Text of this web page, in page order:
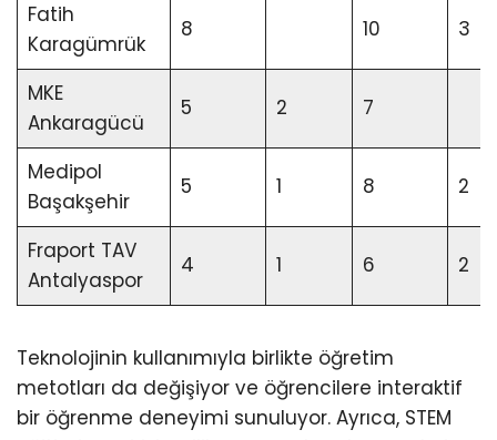
Fatih
Karagümrük
8 10 3
MKE
Ankaragücü
5 2 7
Medipol
Başakşehir
5 1 8 2
Fraport TAV
Antalyaspor
4 1 6 2
Teknolojinin kullanımıyla birlikte öğretim
metotları da değişiyor ve öğrencilere interaktif
bir öğrenme deneyimi sunuluyor. Ayrıca, STEM